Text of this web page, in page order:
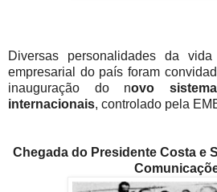
Diversas personalidades da
empresarial do país foram
inauguração do novo
internacionais, controlado pela
Chegada do Presidente Costa e